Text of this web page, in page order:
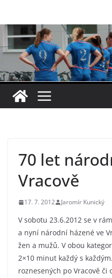
obsah
70 let
Vracově
17. 7. 2012 Jaromír Kunický
V sobotu 23.6.2012 se v
a nyní národní házené ve
žen a mužů. V obou
2×10 minut každý s
roznesených po Vracově